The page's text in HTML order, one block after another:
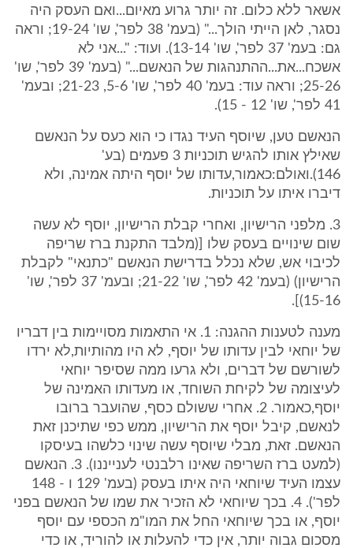
אשאר ללא כלום. זה יותר גרוע מאיום...ואם העסק היה
נסגר, לאן הייתי הולך..." (בעמ' 38 לפר', שו' 19-24; וראה
גם: בעמ' 37 לפר', שו' 13-14). ועוד: "...אני לא
אשכח...את...ההתנהגות של הנאשם..." (בעמ' 39 לפר', שו'
25-26; וראה עוד: בעמ' 40 לפר', שו' 5-6, 21-23; ובעמ'
41 לפר', שו' 12 - 15).
הנאשם טען, שיוסף העיד נגדו כי הוא כעס על הנאשם
שאילץ אותו להגיש תוכניות 3 פעמים (בע'
146).ואולם:כאמור,עדותו של יוסף היתה אמינה, ולא
דיברו איתו על תוכניות.
3. מלפני הרישיון, ואחרי קבלת הרישיון, יוסף לא עשה
שום שינויים בעסק שלו [(מלבד התקנת ברז שריפה
לכיבוי אש, שלא נכלל בדרישת הנאשם "כתנאי" לקבלת
הרישיון) (בעמ' 42 לפר', שו' 21-22; ובעמ' 37 לפר', שו'
15-16)].
מענה לטענות ההגנה: 1. אי התאמות מסויימות בין דבריו
של יוחאי לבין עדותו של יוסף, לא היו מהותיות,לא ירדו
לשורשם של דברים, ולא גרעו ממה שסיפר יוחאי
לעיצומה של לקיחת השוחד, או מעדותו האמינה של
יוסף,כאמור. 2. אחרי ששולם כסף, שהועבר ברובו
לנאשם, קיבל יוסף את הרישיון, ממש כפי שתיכנן זאת
הנאשם. זאת, מבלי שיוסף עשה שינוי כלשהו בעיסקו
(למעט ברז השריפה שאינו רלבנטי לענייננו). 3. הנאשם
עצמו העיד שיוחאי היה איתו בעסק (בעמ' 129 ו - 148
לפר'). 4. בכך שיוחאי לא הזכיר את שמו של הנאשם בפני
יוסף, או בכך שיוחאי החל את המו"מ הכספי עם יוסף
מסכום גבוה יותר, אין כדי להעלות או להוריד, או כדי